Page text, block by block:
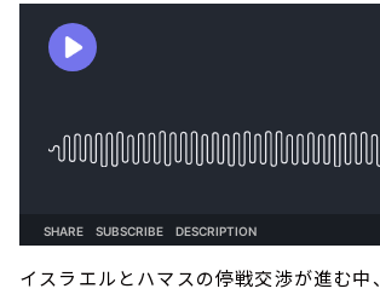
イスラエルとハマスの停戦交渉が進む中